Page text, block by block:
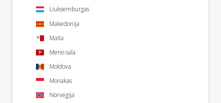
Liuksemburgas
Makedonija
Malta
Meno sala
Moldova
Monakas
Norvegija